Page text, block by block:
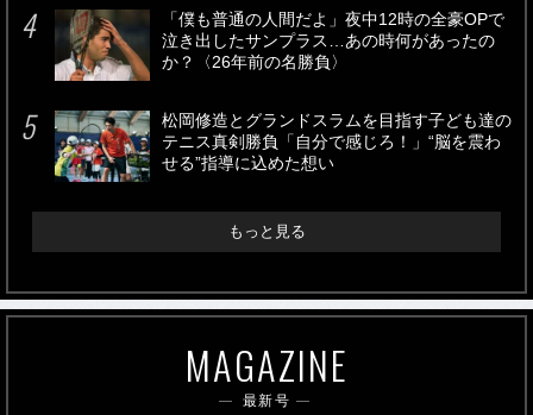
「僕も普通の人間だよ」夜中12時の全豪OPで
泣き出したサンプラス…あの時何があったの
か？〈26年前の名勝負〉
松岡修造とグランドスラムを目指す子ども達の
テニス真剣勝負「自分で感じろ！」“脳を震わ
せる”指導に込めた想い
もっと見る
MAGAZINE
最新号